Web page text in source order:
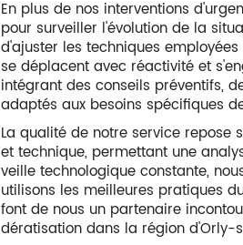
En plus de nos interventions
pour surveiller l'évolution de la
d'ajuster les techniques
se déplacent avec réactivité et
intégrant des conseils préventifs,
adaptés aux besoins spécifiques
La qualité de notre service repose
et technique, permettant une
veille technologique constante,
utilisons les meilleures pratiques
font de nous un partenaire
dératisation dans la région d'Orly-